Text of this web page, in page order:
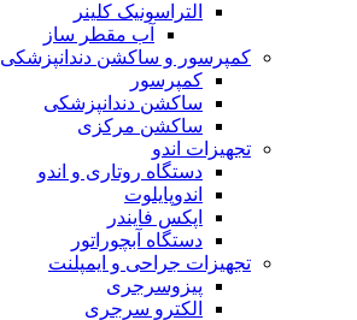
التراسونیک کلینر
آب مقطر ساز
کمپرسور و ساکشن دندانپزشکی
کمپرسور
ساکشن دندانپزشکی
ساکشن مرکزی
تجهیزات اندو
دستگاه روتاری و اندو
اندوپایلوت
اپکس فایندر
دستگاه آبچوراتور
تجهیزات جراحی و ایمپلنت
پیزوسرجری
الکترو سرجری